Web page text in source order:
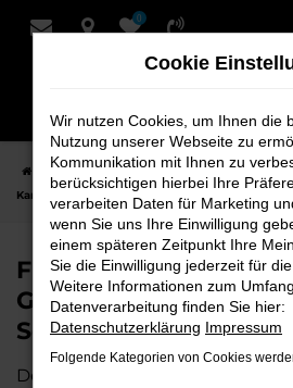
Zum
0
Startseite Stuhr Škoda Škoda
Kamiq Gebrauchtwagen für Stuhr bei Schmidt +
Finden Sie Ihren
Gebrauchtwagen für
Schmidt + Koch
Der Škoda Kamiq ist die
Cookie
Wir nutzen Cookies, um Ihnen die
Nutzung unserer Webseite zu
Kommunikation mit Ihnen zu
berücksichtigen hierbei Ihre
verarbeiten Daten für Marketing
wenn Sie uns Ihre Einwilligung
einem späteren Zeitpunkt Ihre
Sie die Einwilligung jederzeit für
Weitere Informationen zum
Datenverarbeitung finden Sie hier:
Datenschutzerklärung Impressum
Folgende Kategorien von Cookies